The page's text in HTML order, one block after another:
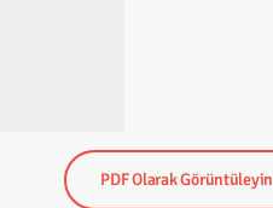
PDF Olarak Görüntüleyin